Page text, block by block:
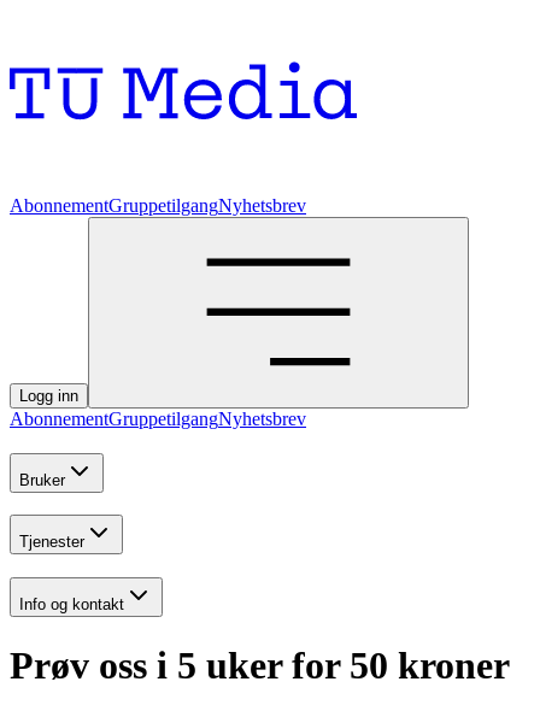
AbonnementGruppetilgangNyhetsbrev
Logg inn
AbonnementGruppetilgangNyhetsbrev
Bruker
Tjenester
Info og kontakt
Prøv oss i 5 uker for 50 kroner